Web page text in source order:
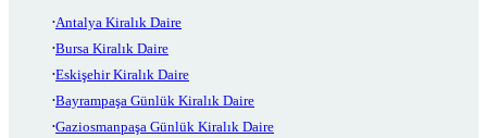
Antalya Kiralık Daire
Bursa Kiralık Daire
Eskişehir Kiralık Daire
Bayrampaşa Günlük Kiralık Daire
Gaziosmanpaşa Günlük Kiralık Daire